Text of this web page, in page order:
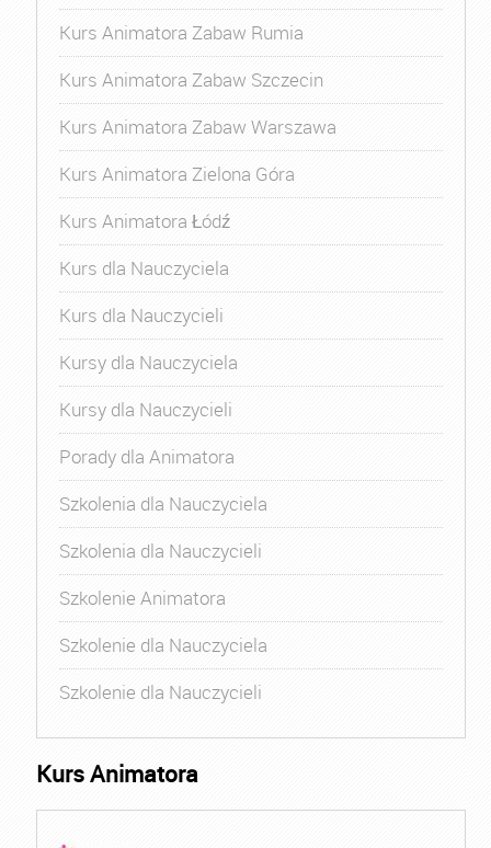
Kurs Animatora Zabaw Rumia
Kurs Animatora Zabaw Szczecin
Kurs Animatora Zabaw Warszawa
Kurs Animatora Zielona Góra
Kurs Animatora Łódź
Kurs dla Nauczyciela
Kurs dla Nauczycieli
Kursy dla Nauczyciela
Kursy dla Nauczycieli
Porady dla Animatora
Szkolenia dla Nauczyciela
Szkolenia dla Nauczycieli
Szkolenie Animatora
Szkolenie dla Nauczyciela
Szkolenie dla Nauczycieli
Kurs Animatora